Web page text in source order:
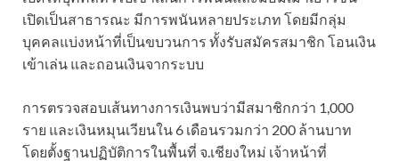
เปิดเป็นสาธารณะ มีการพนันหลายประเภท โดยมีกลุ่ม
บุคคลแบ่งหน้าที่เป็นขบวนการ ทั้งรับสมัครสมาชิก โอนเงิน
เข้าเล่น และถอนเงินจากระบบ
การตรวจสอบเส้นทางการเงินพบว่ามีสมาชิกกว่า 1,000
ราย และเงินหมุนเวียนใน 6 เดือนรวมกว่า 200 ล้านบาท
โดยตั้งฐานปฏิบัติการในพื้นที่ จ.เชียงใหม่ เจ้าหน้าที่